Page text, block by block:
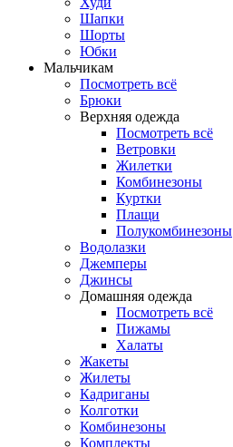
Шапки
Шорты
Юбки
Мальчикам
Посмотреть всё
Брюки
Верхняя одежда
Посмотреть всё
Ветровки
Жилетки
Комбинезоны
Куртки
Плащи
Полукомбинезоны
Водолазки
Джемперы
Джинсы
Домашняя одежда
Посмотреть всё
Пижамы
Халаты
Жакеты
Жилеты
Кадриганы
Колготки
Комбинезоны
Комплекты